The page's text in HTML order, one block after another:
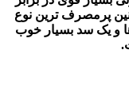
پرمصرف ترین نوع
و یک سد بسیار خوب
.